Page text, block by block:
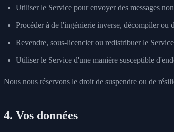
Utiliser le Service pour envoyer des messages
Procéder à de l'ingénierie inverse, décompiler ou
Revendre, sous-licencier ou redistribuer le
Utiliser le Service d'une manière susceptible
Nous nous réservons le droit de suspendre ou de
4. Vos données